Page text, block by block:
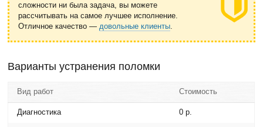
сложности ни была задача, вы можете
рассчитывать на самое лучшее исполнение.
Отличное качество —довольные клиенты.
Варианты устранения поломки
Вид работ Стоимость
Диагностика 0 р.